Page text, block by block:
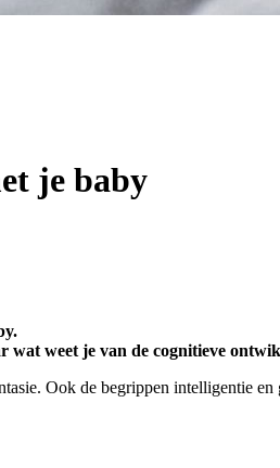
je baby
weet je van de cognitieve
Ook de begrippen intelligentie